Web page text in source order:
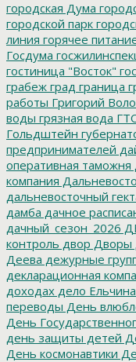
городская Дума
городской парк
линия горячее
Госдума
гостиница "Восток"
грабеж град граница
работы Григорий
воды грязная вода
Гольдштейн
предпринимателей
оперативная таможня
компания
дальневосточный
дамба дачное
дачный_сезон_2026
контроль двор Дворы
Деева дежурные
декларационная
доходах дело Ельчина
переводы День
День
день защиты детей
День космонавтики